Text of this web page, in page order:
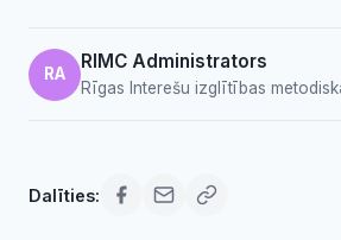
RA
RIMC Administrators
Rīgas Interešu izglītības
Dalīties: